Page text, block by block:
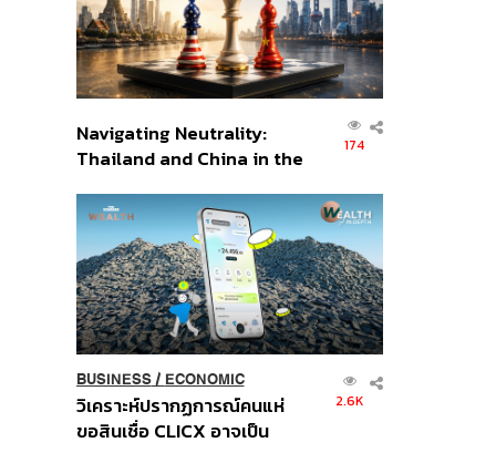
Navigating Neutrality:
Thailand and China in the
Order
174
BUSINESS/ ECONOMIC
วิเคราะห์ปรากฏการณ์คนแห่
ขอสินเชื่อ CLICX อาจเป็น
2.6K